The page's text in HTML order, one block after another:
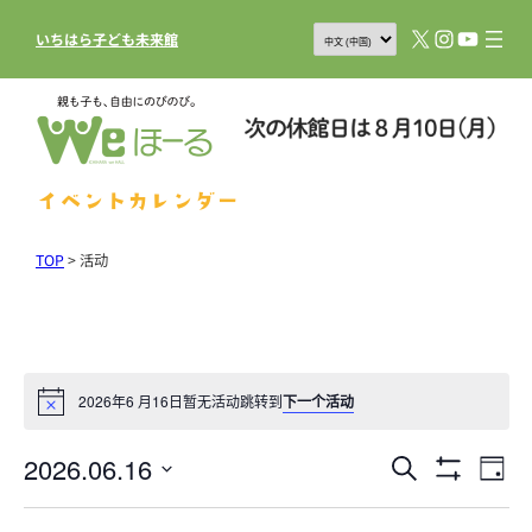
いちはら子ども未来館 X Instagram
YouTube
イベントカレンダー
TOP>活动
2026年6 月16日暂无活动跳转到下一个活动
活
动
搜
Filters
活
动
日
2026.06.16
选